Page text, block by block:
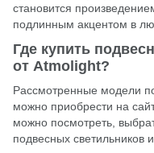
становится
подлинным акцентом в
Где купить
от Atmolight?
Рассмотренные модели
можно приобрести на
можно посмотреть,
подвесных светильников